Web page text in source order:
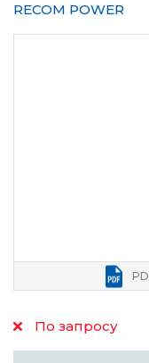
RECOM POWER
По запросу